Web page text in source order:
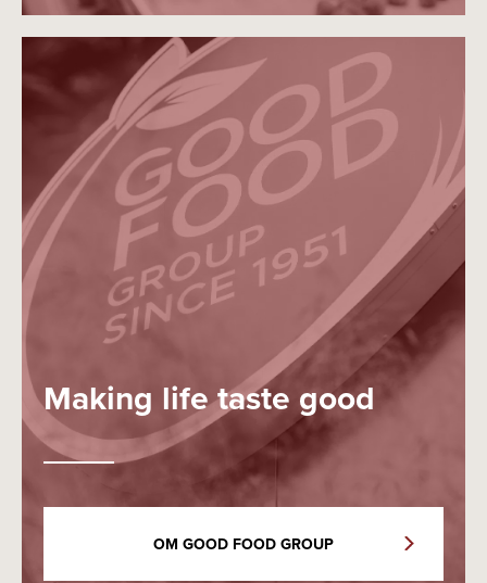
Making life taste good
OM GOOD FOOD GROUP